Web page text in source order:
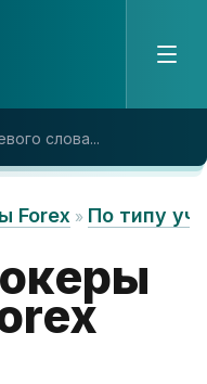
Forex » По типу